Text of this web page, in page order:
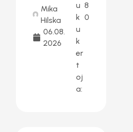
Mika
Hilska
06.08.
2026
u
k
u
k
er
t
oj
a:
8
0